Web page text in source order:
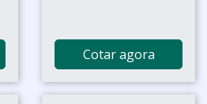
Cotar agora